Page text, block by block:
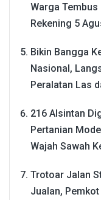
Warga Tembus
Rekening 5
Bikin Bangga
Nasional,
Peralatan Las
216 Alsintan
Pertanian
Wajah Sawah
Trotoar Jalan
Jualan,